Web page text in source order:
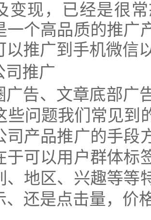
变现，已经是很
一个高品质的推广
以推广到手机微信
司推广
广告、文章底部广
些问题我们常见到
司产品推广的手段
于可以用户群体标
、地区、兴趣等等
、还是点击量，价